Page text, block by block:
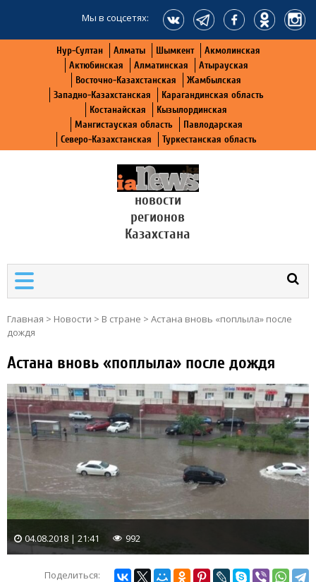
Мы в соцсетях:
Нур-Султан Алматы Шымкент
Акмолинская
Актюбинская
Алматинская
Атырауская
Восточно-Казахстанская
Жамбылская
Западно-Казахстанская
Карагандинская область
Костанайская
Кызылординская
Мангистауская область
Павлодарская
Северо-Казахстанская
Туркестанская область
новости
регионов
Казахстана
Главная > Новости > В стране > Астана вновь «поплыла» после
дождя
Астана вновь «поплыла» после дождя
04.08.2018 | 21:41 992
Поделиться: